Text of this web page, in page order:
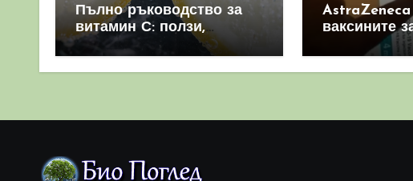
Пълно ръководство за
витамин С: ползи,
източници и защо е
важен за имунната
ваксините
световен
като